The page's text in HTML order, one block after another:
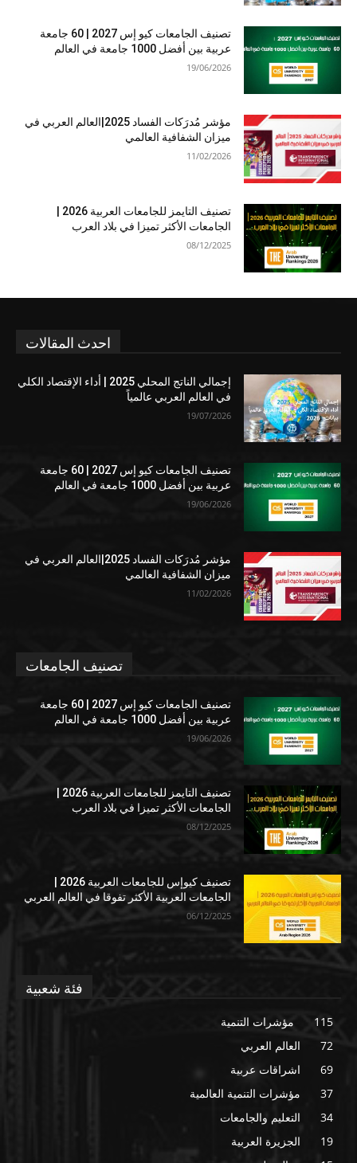
تصنيف الجامعات كيو إس 2027 | 60 جامعة
عربية بين أفضل 1000 جامعة في العالم
19/06/2026
مؤشر مُدرَكات الفساد 2025|العالم العربي في
ميزان الشفافية العالمي
11/02/2026
الجامعات الأكثر تميزا في بلاد العرب
08/12/2025
احدث المقالات
إجمالي الناتج المحلي 2025 | أداء الإقتصاد الكلي
في العالم العربي عالمياً
19/07/2026
تصنيف الجامعات كيو إس 2027 | 60 جامعة
عربية بين أفضل 1000 جامعة في العالم
19/06/2026
مؤشر مُدرَكات الفساد 2025|العالم العربي في
ميزان الشفافية العالمي
11/02/2026
تصنيف الجامعات
تصنيف الجامعات كيو إس 2027 | 60 جامعة
عربية بين أفضل 1000 جامعة في العالم
19/06/2026
الجامعات الأكثر تميزا في بلاد العرب
08/12/2025
الجامعات العربية الأكثر تفوقا في العالم العربي
06/12/2025
فئة شعبية
مؤشرات التنمية
115
العالم العربي
72
اشراقات عربية
69
مؤشرات التنمية العالمية
37
التعليم والجامعات
34
الجزيرة العربية
19